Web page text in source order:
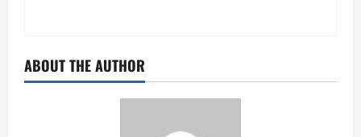
ABOUT THE AUTHOR